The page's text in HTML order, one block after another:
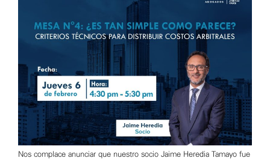
Nos complace anunciar que nuestro socio Jaime Heredia Tamayo fue